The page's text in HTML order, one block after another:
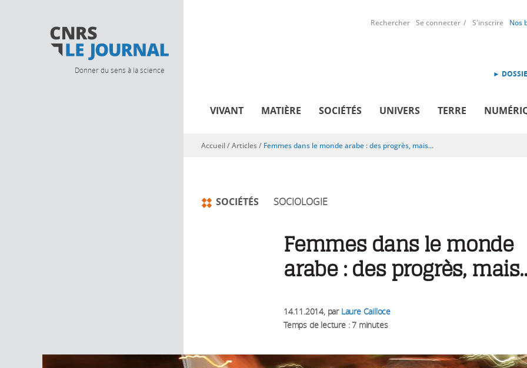
Donner du sens à la science
Rechercher Se connecter S'inscrire Nos
►
VIVANT MATIÈRE SOCIÉTÉS UNIVERS TERRE
Vous êtes ici
Accueil/Articles/ Femmes dans le monde arabe : des progrès, mais...
SOCIÉTÉS SOCIOLOGIE
Femmes dans le monde
arabe : des progrès,
14.11.2014, par Laure Cailloce
Temps de lecture : 7 minutes